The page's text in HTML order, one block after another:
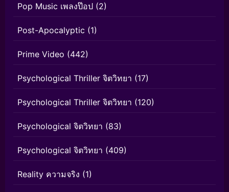
Pop Music เพลงป๊อป (2)
Post-Apocalyptic (1)
Prime Video (442)
Psychological Thriller จิตวิทยา (17)
Psychological Thriller จิตวิทยา (120)
Psychological จิตวิทยา (83)
Psychological จิตวิทยา (409)
Reality ความจริง (1)